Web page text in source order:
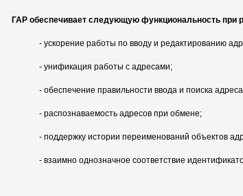
ГАР обеспечивает следующую функциональность при
- ускорение работы по вводу и редактированию
- унификация работы с адресами;
- обеспечение правильности ввода и поиска
- распознаваемость адресов при обмене;
- поддержку истории переименований объектов
- взаимно однозначное соответствие